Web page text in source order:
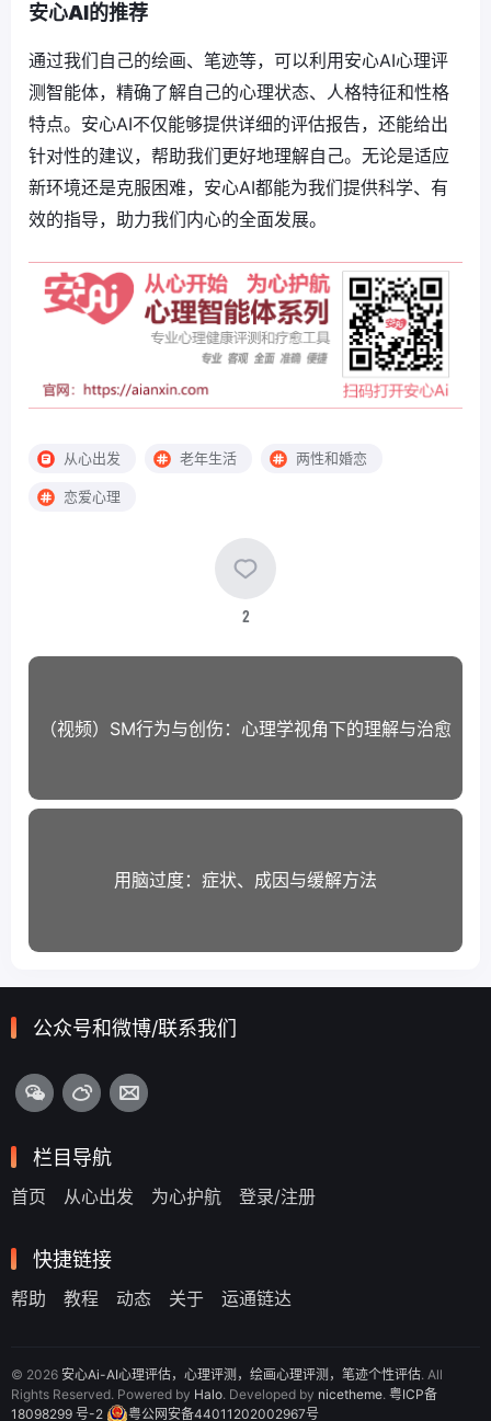
安心AI的推荐
通过我们自己的绘画、笔迹等，可以利用安心AI心理评
测智能体，精确了解自己的心理状态、人格特征和性格
特点。安心AI不仅能够提供详细的评估报告，还能给出
针对性的建议，帮助我们更好地理解自己。无论是适应
新环境还是克服困难，安心AI都能为我们提供科学、有
效的指导，助力我们内心的全面发展。
从心出发 老年生活 两性和婚恋
恋爱心理
2
（视频）SM行为与创伤：心理学视角下的理解与治愈
用脑过度：症状、成因与缓解方法
公众号和微博/联系我们
栏目导航
首页 从心出发 为心护航 登录/注册
快捷链接
帮助 教程 动态 关于 运通链达
© 2026 安心Ai-AI心理评估，心理评测，绘画心理评测，笔迹个性评估. All
Rights Reserved. Powered by Halo. Developed by nicetheme. 粤ICP备
18098299 号-2
粤公网安备44011202002967号